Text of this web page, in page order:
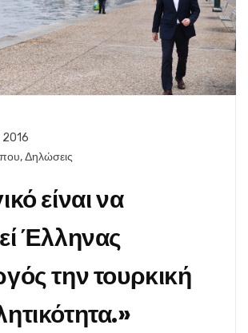
2016
,Δηλώσεις
είναι να
Έλληνας
την τουρκική